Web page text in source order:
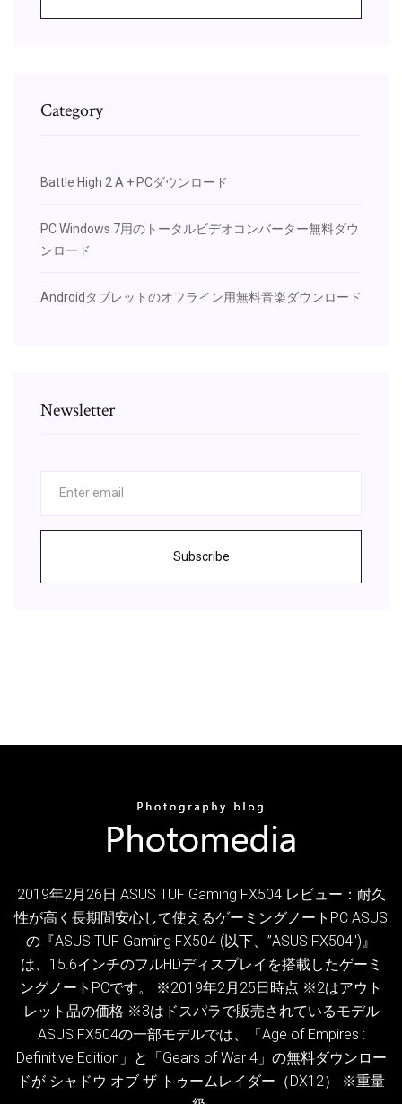
Category
Battle High 2 A + PCダウンロード
PC Windows 7用のトータルビデオコンバーター無料ダウ
ンロード
Androidタブレットのオフライン用無料音楽ダウンロード
Newsletter
Subscribe
2019年2月26日 ASUS TUF Gaming FX504 レビュー：耐久
性が高く長期間安心して使えるゲーミングノートPC ASUS
の『ASUS TUF Gaming FX504 (以下、”ASUS FX504″)』
は、15.6インチのフルHDディスプレイを搭載したゲーミ
ングノートPCです。 ※2019年2月25日時点 ※2はアウト
レット品の価格 ※3はドスパラで販売されているモデル
ASUS FX504の一部モデルでは、「Age of Empires :
Definitive Edition」と「Gears of War 4」の無料ダウンロー
ドが シャドウ オブ ザ トゥームレイダー（DX12） ※重量